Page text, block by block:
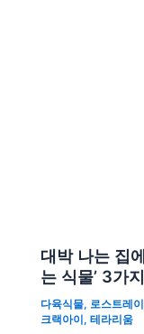
대박 나는 집
는 식물’ 3가지
다육식물, 로스트레이
크랙아이, 테라리움